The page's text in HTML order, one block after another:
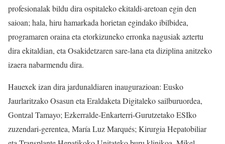
profesionalak bildu dira ospitaleko ekitaldi-aretoan egin den
saioan; hala, hiru hamarkada horietan egindako ibilbidea,
programaren oraina eta etorkizuneko erronka nagusiak aztertu
dira ekitaldian, eta Osakidetzaren sare-lana eta diziplina anitzeko
izaera nabarmendu dira.
Hauexek izan dira jardunaldiaren inaugurazioan: Eusko
Jaurlaritzako Osasun eta Eraldaketa Digitaleko sailburuordea,
Gontzal Tamayo; Ezkerralde-Enkarterri-Gurutzetako ESIko
zuzendari-gerentea, María Luz Marqués; Kirurgia Hepatobiliar